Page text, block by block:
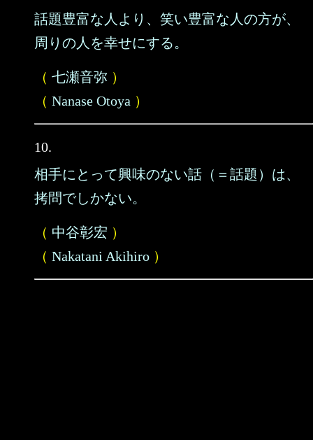
話題豊富な人より、笑い豊富な人の方が、
周りの人を幸せにする。
（ 七瀬音弥 ）
（ Nanase Otoya ）
10.
相手にとって興味のない話（＝話題）は、
拷問でしかない。
（ 中谷彰宏 ）
（ Nakatani Akihiro ）